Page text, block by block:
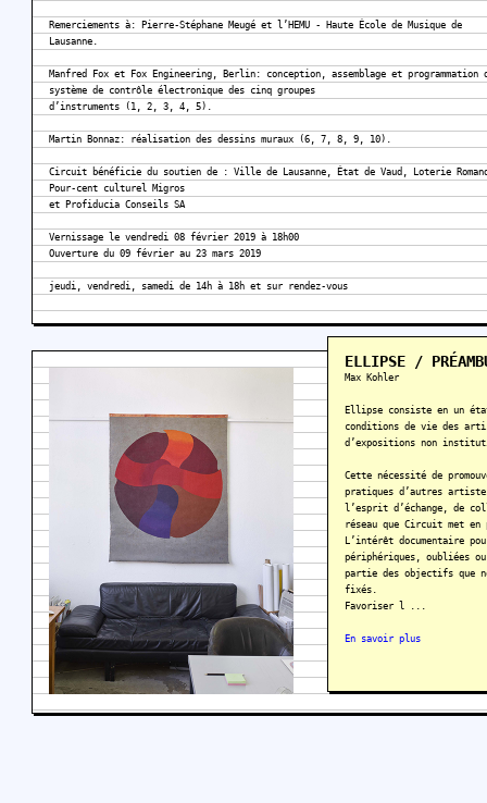
Remerciements à: Pierre-Stéphane Meugé et l’HEMU - Haute École de Musique de
Lausanne.
Manfred Fox et Fox Engineering, Berlin: conception, assemblage et programmation
système de contrôle électronique des cinq groupes
d’instruments (1, 2, 3, 4, 5).
Martin Bonnaz: réalisation des dessins muraux (6, 7, 8, 9, 10).
Circuit bénéficie du soutien de : Ville de Lausanne, État de Vaud, Loterie
Pour-cent culturel Migros
et Profiducia Conseils SA
Vernissage le vendredi 08 février 2019 à 18h00
Ouverture du 09 février au 23 mars 2019
jeudi, vendredi, samedi de 14h à 18h et sur rendez-vous
ELLIPSE /
Max Kohler
Ellipse consiste en un
conditions de vie des
d’expositions non
Cette nécessité de
pratiques d’autres
l’esprit d’échange, de
réseau que Circuit met en
L’intérêt documentaire
périphériques, oubliées
partie des objectifs que
fixés.
Favoriser l ...
En savoir plus